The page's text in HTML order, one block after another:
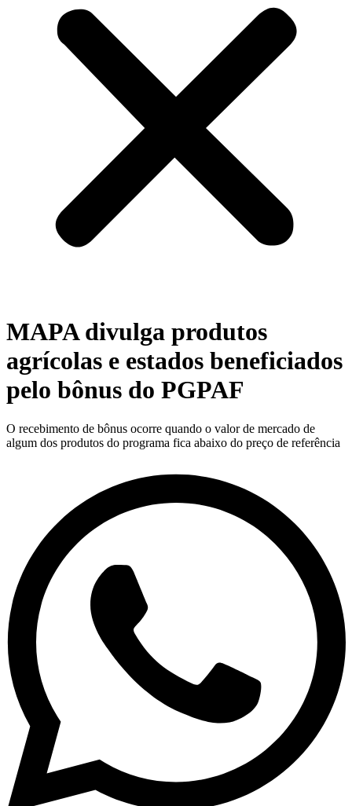
MAPA divulga produtos
agrícolas e estados beneficiados
pelo bônus do PGPAF
O recebimento de bônus ocorre quando o valor de mercado de
algum dos produtos do programa fica abaixo do preço de referência